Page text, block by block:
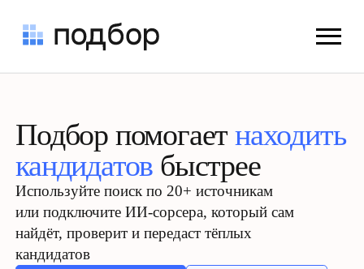
кандидатовбыстрее
Используйте поиск по 20+ источникам
или подключите ИИ-сорсера, который сам
найдёт, проверит и передаст тёплых
кандидатов
ПОДОБРАТЬ РЕШЕНИЕ ПОЛУЧИТЬ ДЕМО
АНАЛИТИКА РЫНКА ПОИСК РЕДКИХ СПЕЦИАЛИСТОВ